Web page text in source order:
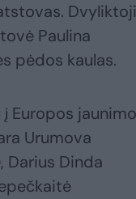
Dvyliktoji
Paulina
pėdos kaulas.
Europos jaunimo
Urumova
Darius Dinda